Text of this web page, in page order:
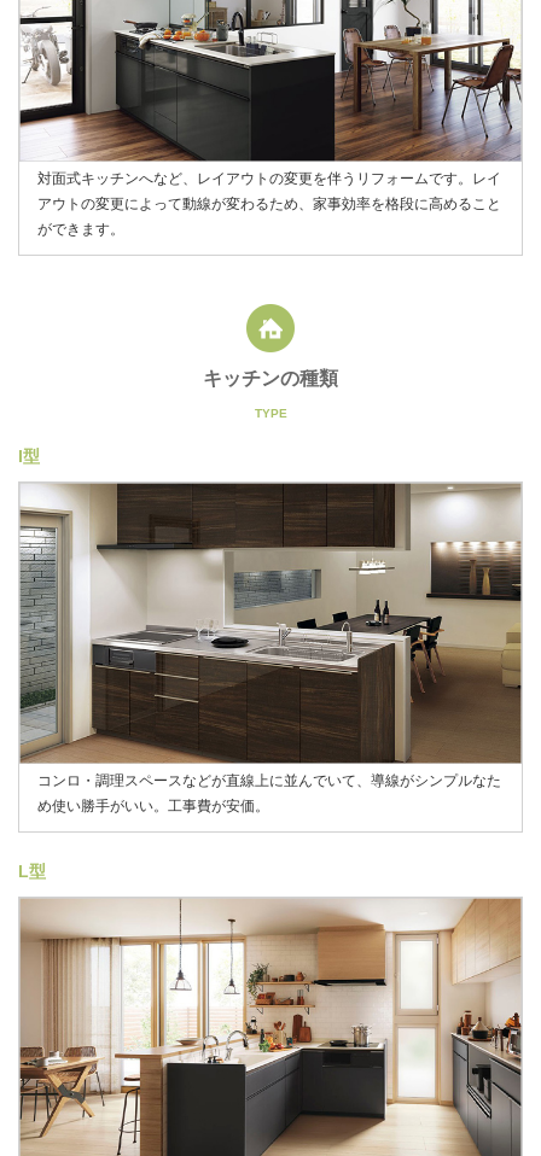
対面式キッチンへなど、レイアウトの変更を伴うリフォームです。レイ
アウトの変更によって動線が変わるため、家事効率を格段に高めること
ができます。
キッチンの種類
I型
コンロ・調理スペースなどが直線上に並んでいて、導線がシンプルなた
め使い勝手がいい。工事費が安価。
L型